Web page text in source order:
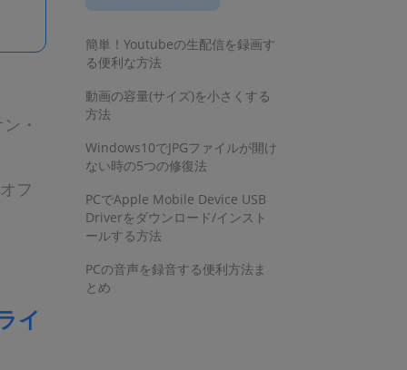
・
フ
イ
簡単！Youtubeの生配信を録画す
る便利な方法
動画の容量(サイズ)を小さくする
方法
Windows10でJPGファイルが開け
ない時の5つの修復法
PCでApple Mobile Device USB
Driverをダウンロード/インスト
ールする方法
PCの音声を録音する便利方法ま
とめ